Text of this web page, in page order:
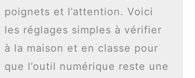
poignets et l’attention. Voici
les réglages simples à vérifier
à la maison et en classe pour
que l’outil numérique reste une